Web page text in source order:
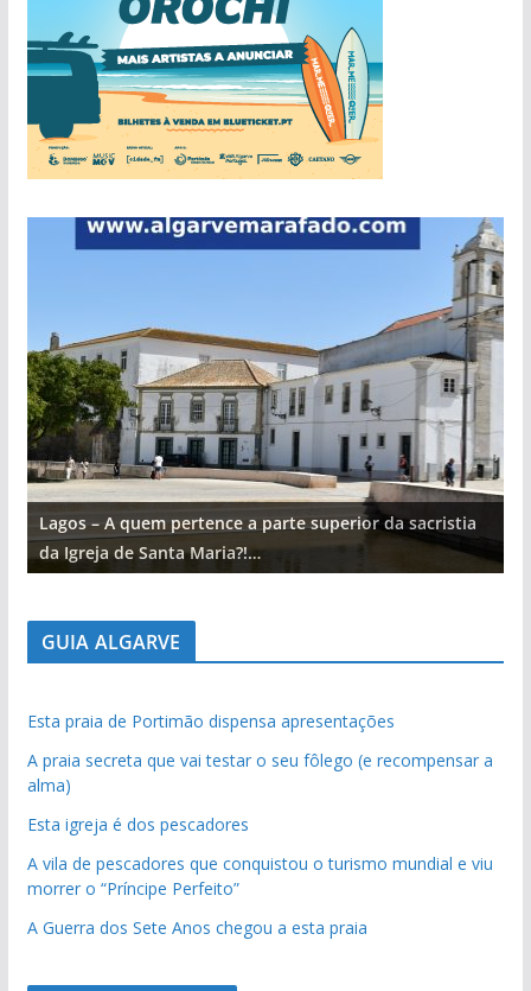
Lagos – A quem pertence a parte superior da sacristia
da Igreja de Santa Maria?!…
GUIA ALGARVE
Esta praia de Portimão dispensa apresentações
A praia secreta que vai testar o seu fôlego (e recompensar a
alma)
Esta igreja é dos pescadores
A vila de pescadores que conquistou o turismo mundial e viu
morrer o “Príncipe Perfeito”
A Guerra dos Sete Anos chegou a esta praia